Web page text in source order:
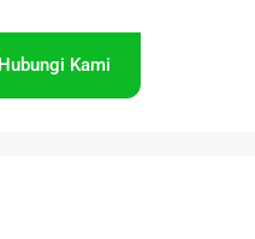
Hubungi Kami